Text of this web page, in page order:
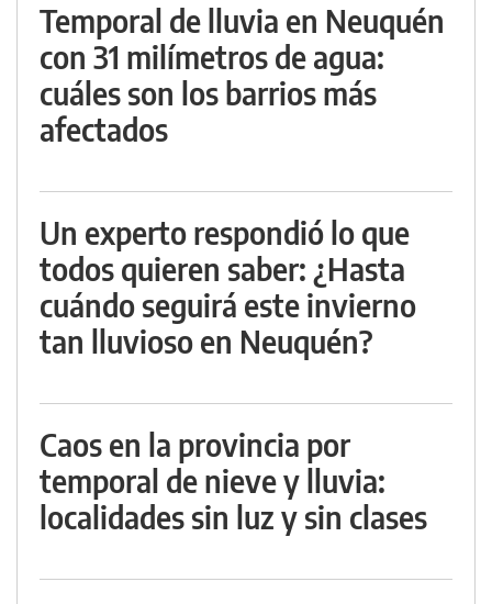
Temporal de lluvia en Neuquén
con 31 milímetros de agua:
cuáles son los barrios más
afectados
Un experto respondió lo que
todos quieren saber: ¿Hasta
cuándo seguirá este invierno
tan lluvioso en Neuquén?
Caos en la provincia por
temporal de nieve y lluvia:
localidades sin luz y sin clases